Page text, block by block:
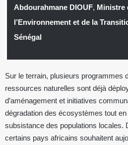
Abdourahmane DIOUF, Ministre
l’Environnement et de la
Sénégal
Sur le terrain, plusieurs programmes
ressources naturelles sont déjà
d’aménagement et initiatives
dégradation des écosystèmes tout
subsistance des populations locales.
certains pays africains souhaitent